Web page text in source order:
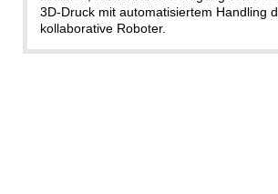
3D-Druck mit automatisiertem Handling
kollaborative Roboter.